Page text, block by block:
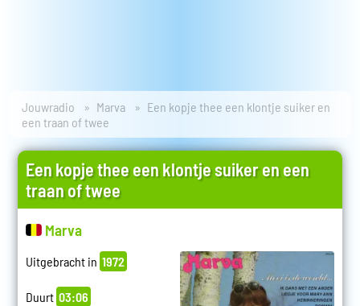
Jouwradio Marva
Een kopje thee een klontje suiker en
een traan of twee
Een kopje thee een klontje suiker en een
traan of twee
Marva
Uitgebracht in 1972
Duurt 03:06